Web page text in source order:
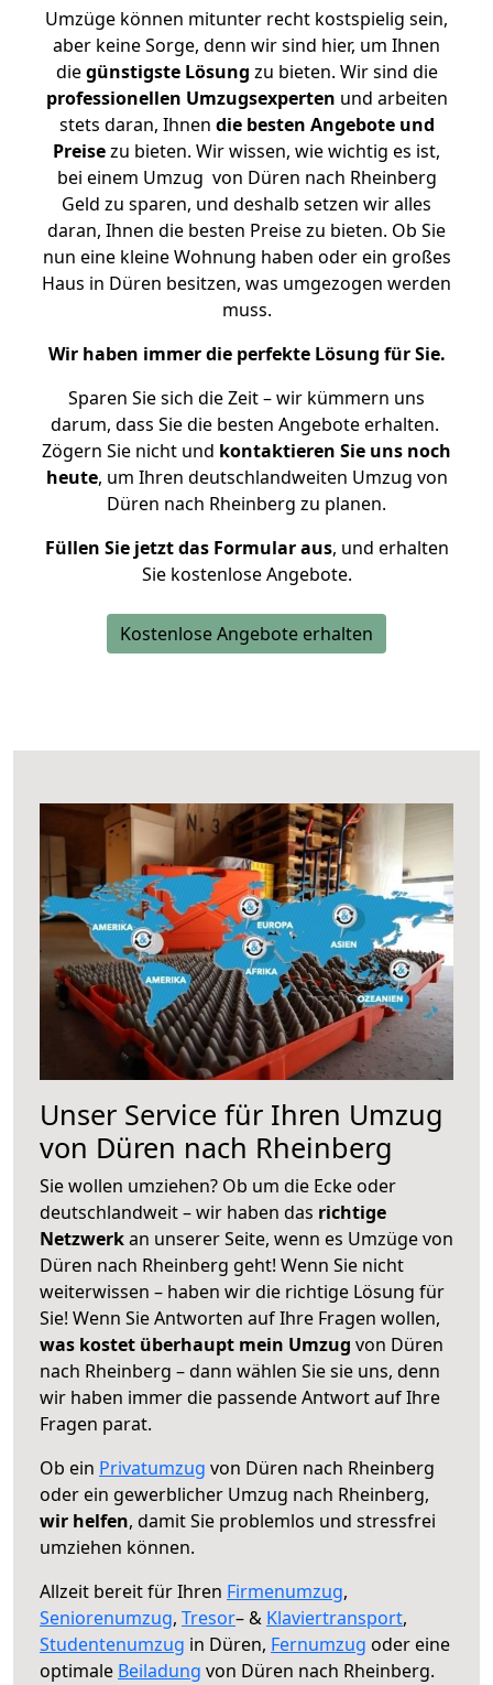
Umzüge können mitunter recht kostspielig sein,
aber keine Sorge, denn wir sind hier, um Ihnen
diegünstigste Lösung zu bieten. Wir sind die
professionellen Umzugsexperten und arbeiten
stets daran, Ihnen die besten Angebote und
Preisezu bieten. Wir wissen, wie wichtig es ist,
bei einem Umzug von Düren nach Rheinberg
Geld zu sparen, und deshalb setzen wir alles
daran, Ihnen die besten Preise zu bieten. Ob Sie
nun eine kleine Wohnung haben oder ein großes
Haus in Düren besitzen, was umgezogen werden
muss.
Wir haben immer die perfekte Lösung für Sie.
Sparen Sie sich die Zeit – wir kümmern uns
darum, dass Sie die besten Angebote erhalten.
Zögern Sie nicht und kontaktieren Sie uns noch
heute, um Ihren deutschlandweiten Umzug von
Düren nach Rheinberg zu planen.
Füllen Sie jetzt das Formular aus, und erhalten
Sie kostenlose Angebote.
Kostenlose Angebote erhalten
Unser Service für Ihren Umzug
von Düren nach Rheinberg
Sie wollen umziehen? Ob um die Ecke oder
deutschlandweit – wir haben das richtige
Netzwerkan unserer Seite, wenn es Umzüge von
Düren nach Rheinberg geht! Wenn Sie nicht
weiterwissen – haben wir die richtige Lösung für
Sie! Wenn Sie Antworten auf Ihre Fragen wollen,
was kostet überhaupt mein Umzug von Düren
nach Rheinberg – dann wählen Sie sie uns, denn
wir haben immer die passende Antwort auf Ihre
Fragen parat.
Ob ein Privatumzug von Düren nach Rheinberg
oder ein gewerblicher Umzug nach Rheinberg,
wir helfen, damit Sie problemlos und stressfrei
umziehen können.
Allzeit bereit für Ihren Firmenumzug,
Seniorenumzug, Tresor– & Klaviertransport,
Studentenumzug in Düren, Fernumzug oder eine
optimale Beiladung von Düren nach Rheinberg.